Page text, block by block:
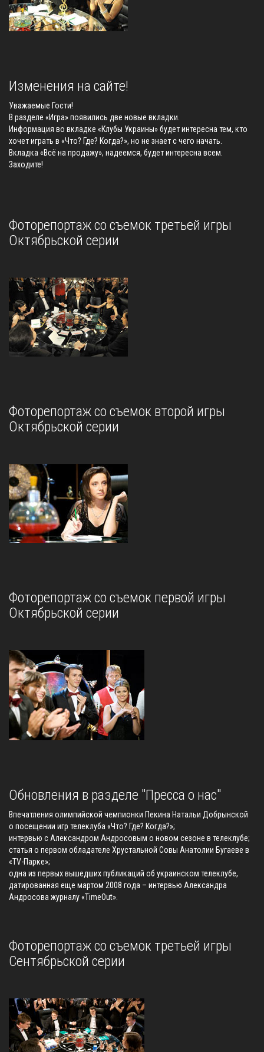
Изменения на сайте!
Уважаемые Гости!
В разделе «Игра» появились две новые вкладки.
Информация во вкладке «Клубы Украины» будет интересна тем, кто
хочет играть в «Что? Где? Когда?», но не знает с чего начать.
Вкладка «Всё на продажу», надеемся, будет интересна всем.
Заходите!
Фоторепортаж со съемок третьей игры
Октябрьской серии
Фоторепортаж со съемок второй игры
Октябрьской серии
Фоторепортаж со съемок первой игры
Октябрьской серии
Обновления в разделе "Пресса о нас"
Впечатления олимпийской чемпионки Пекина Натальи Добрынской
о посещении игр телеклуба «Что? Где? Когда?»;
интервью с Александром Андросовым о новом сезоне в телеклубе;
статья о первом обладателе Хрустальной Совы Анатолии Бугаеве в
«TV-Парке»;
одна из первых вышедших публикаций об украинском телеклубе,
датированная еще мартом 2008 года – интервью Александра
Андросова журналу «TimeOut».
Фоторепортаж со съемок третьей игры
Сентябрьской серии